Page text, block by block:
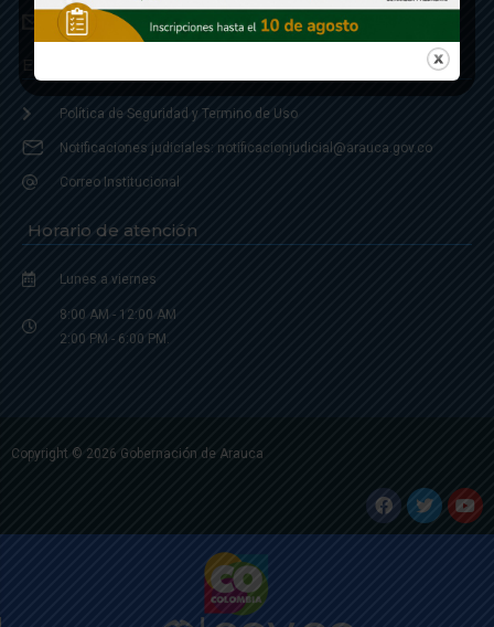
correspondencia: archivogeneral@arauca.gov.co
Enlaces
Política de Seguridad y Termino de Uso
Notificaciones judiciales: notificacionjudicial@arauca.gov.co
Correo Institucional
Horario de atención
Lunes a viernes
8:00 AM - 12:00 AM
2:00 PM - 6:00 PM.
Copyright © 2026 Gobernación de Arauca